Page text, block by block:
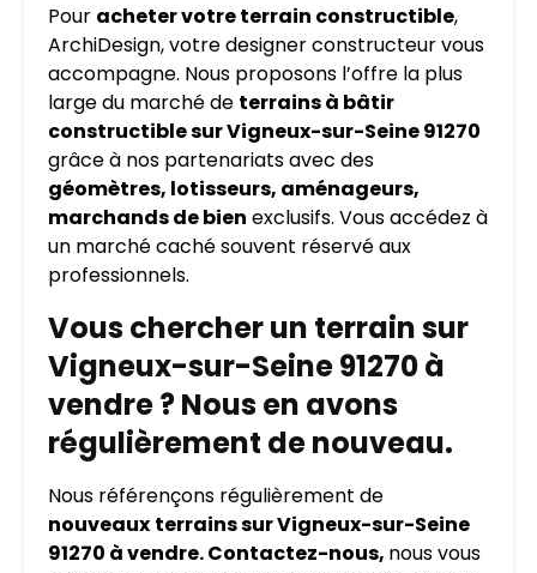
Pour acheter votre terrain constructible,
ArchiDesign, votre designer constructeur vous
accompagne. Nous proposons l’offre la plus
large du marché de terrains à bâtir
constructible sur Vigneux-sur-Seine 91270
grâce à nos partenariats avec des
géomètres, lotisseurs, aménageurs,
marchands de bien exclusifs. Vous accédez à
un marché caché souvent réservé aux
professionnels.
Vous chercher un terrain sur
Vigneux-sur-Seine 91270 à
vendre ? Nous en avons
régulièrement de nouveau.
Nous référençons régulièrement de
nouveaux terrains sur Vigneux-sur-Seine
91270 à vendre. Contactez-nous, nous vous